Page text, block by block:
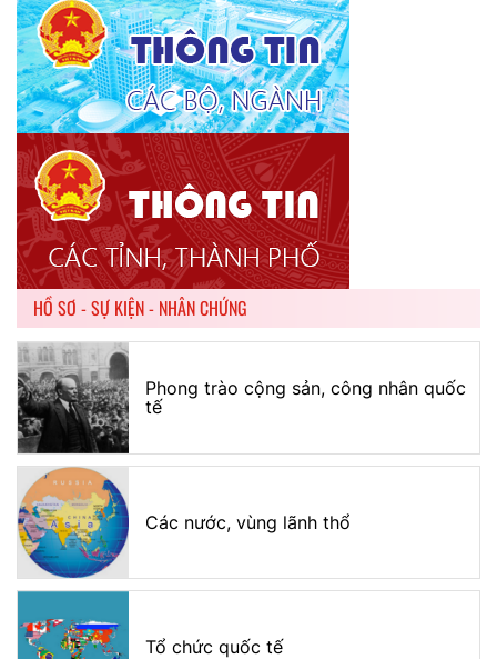
HỒ SƠ - SỰ KIỆN - NHÂN CHỨNG
Phong trào cộng sản, công nhân quốc
tế
Các nước, vùng lãnh thổ
Tổ chức quốc tế